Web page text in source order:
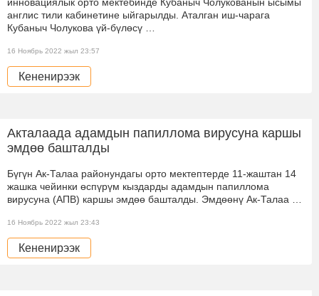
англис тили кабинетине ыйгарылды. Аталган иш-чарага
Кубаныч Чолукова үй-бүлөсү …
16 Ноябрь 2022 жыл 23:57
Кененирээк
Акталаада адамдын папиллома вирусуна каршы
эмдөө башталды
Бүгүн Ак-Талаа районундагы орто мектептерде 11-жаштан 14
жашка чейинки өспүрүм кыздарды адамдын папиллома
вирусуна (АПВ) каршы эмдөө башталды. Эмдөөнү Ак-Талаа …
16 Ноябрь 2022 жыл 23:43
Кененирээк